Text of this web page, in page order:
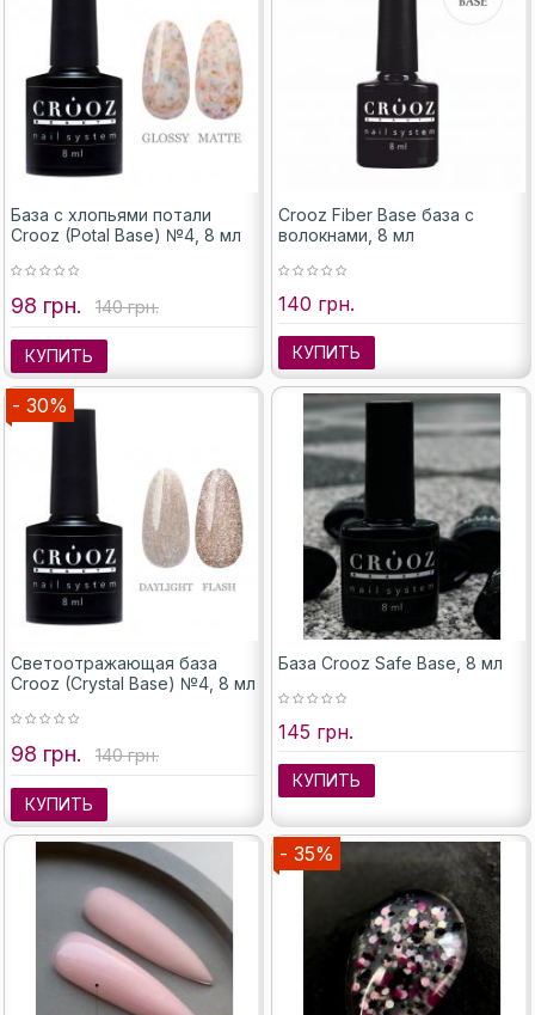
База с хлопьями потали
Crooz (Potal Base) №4, 8 мл
98 грн. 140 грн.
КУПИТЬ
Crooz Fiber Base база с
волокнами, 8 мл
140 грн.
КУПИТЬ
- 30%
Светоотражающая база
Crooz (Crystal Base) №4, 8 мл
98 грн. 140 грн.
КУПИТЬ
База Crooz Safe Base, 8 мл
145 грн.
КУПИТЬ
- 35%